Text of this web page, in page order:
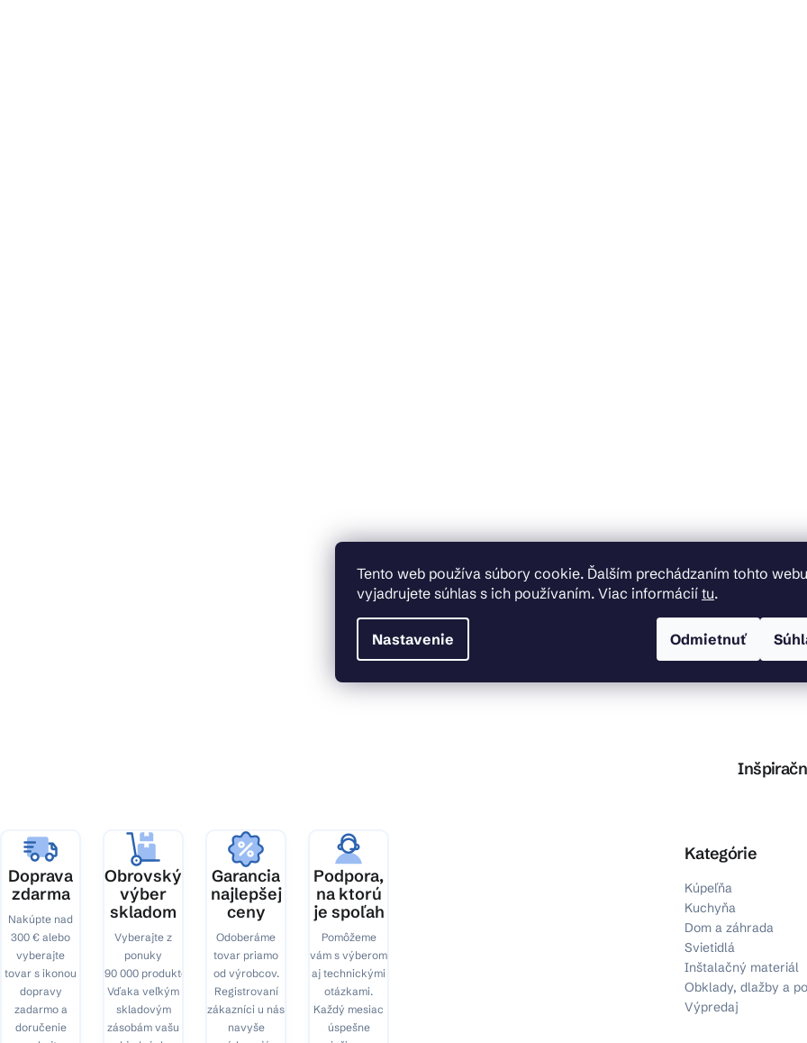
Tento web používa súbory cookie. Ďalším prechádzaním tohto webu
vyjadrujete súhlas s ich používaním. Viac informácií tu.
Nastavenie Odmietnuť
Doprava
zdarma
Nakúpte nad
300 € alebo
vyberajte
tovar s ikonou
dopravy
zadarmo a
doručenie
Obrovský
výber
skladom
Vyberajte z
ponuky
90 000 produktov.
Vďaka veľkým
skladovým
zásobám vašu
Garancia
najlepšej
ceny
Odoberáme
tovar priamo
od výrobcov.
Registrovaní
zákazníci u nás
navyše
Podpora,
na ktorú
je spoľah
Pomôžeme
vám s výberom
aj technickými
otázkami.
Každý mesiac
úspešne
Kategórie
Kúpeľňa
Kuchyňa
Dom a záhrada
Svietidlá
Inštalačný materiál
Obklady, dlažby a
Výpredaj